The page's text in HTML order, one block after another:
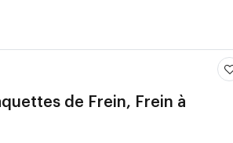
de Frein, Frein à